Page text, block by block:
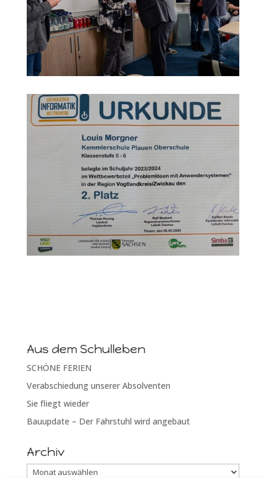
Aus dem Schulleben
SCHÖNE FERIEN
Verabschiedung unserer Absolventen
Sie fliegt wieder
Bauupdate – Der Fahrstuhl wird angebaut
Archiv
Archiv